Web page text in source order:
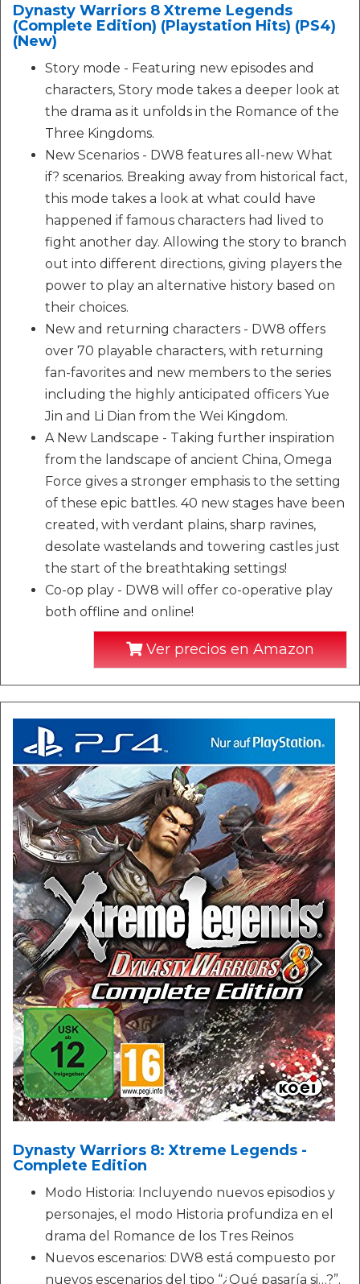
Dynasty Warriors 8 Xtreme Legends
(Complete Edition) (Playstation Hits) (PS4)
(New)
Story mode - Featuring new episodes and
characters, Story mode takes a deeper look at
the drama as it unfolds in the Romance of the
Three Kingdoms.
New Scenarios - DW8 features all-new What
if? scenarios. Breaking away from historical fact,
this mode takes a look at what could have
happened if famous characters had lived to
fight another day. Allowing the story to branch
out into different directions, giving players the
power to play an alternative history based on
their choices.
New and returning characters - DW8 offers
over 70 playable characters, with returning
fan-favorites and new members to the series
including the highly anticipated officers Yue
Jin and Li Dian from the Wei Kingdom.
A New Landscape - Taking further inspiration
from the landscape of ancient China, Omega
Force gives a stronger emphasis to the setting
of these epic battles. 40 new stages have been
created, with verdant plains, sharp ravines,
desolate wastelands and towering castles just
the start of the breathtaking settings!
Co-op play - DW8 will offer co-operative play
both offline and online!
Ver precios en Amazon
Dynasty Warriors 8: Xtreme Legends -
Complete Edition
Modo Historia: Incluyendo nuevos episodios y
personajes, el modo Historia profundiza en el
drama del Romance de los Tres Reinos
Nuevos escenarios: DW8 está compuesto por
nuevos escenarios del tipo “¿Qué pasaría si…?”.